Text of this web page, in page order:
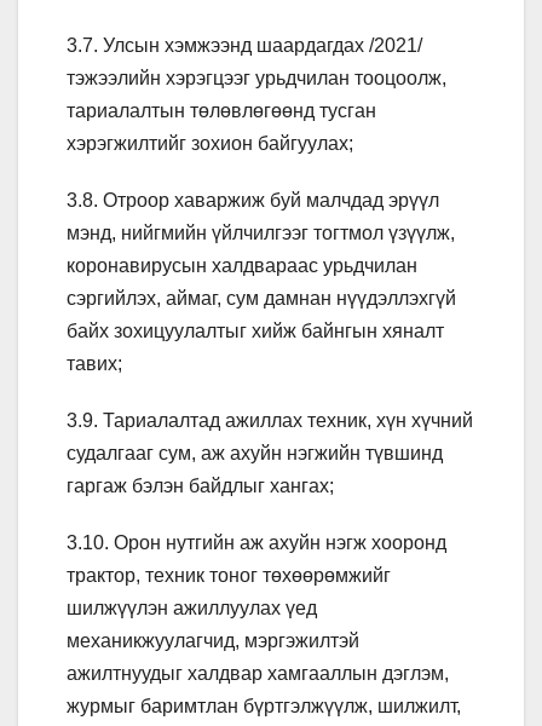
3.7. Улсын хэмжээнд шаардагдах /2021/
тэжээлийн хэрэгцээг урьдчилан тооцоолж,
тариалалтын төлөвлөгөөнд тусган
хэрэгжилтийг зохион байгуулах;
3.8. Отроор хаваржиж буй малчдад эрүүл
мэнд, нийгмийн үйлчилгээг тогтмол үзүүлж,
коронавирусын халдвараас урьдчилан
сэргийлэх, аймаг, сум дамнан нүүдэллэхгүй
байх зохицуулалтыг хийж байнгын хяналт
тавих;
3.9. Тариалалтад ажиллах техник, хүн хүчний
судалгааг сум, аж ахуйн нэгжийн түвшинд
гаргаж бэлэн байдлыг хангах;
3.10. Орон нутгийн аж ахуйн нэгж хооронд
трактор, техник тоног төхөөрөмжийг
шилжүүлэн ажиллуулах үед
механикжуулагчид, мэргэжилтэй
ажилтнуудыг халдвар хамгааллын дэглэм,
журмыг баримтлан бүртгэлжүүлж, шилжилт,